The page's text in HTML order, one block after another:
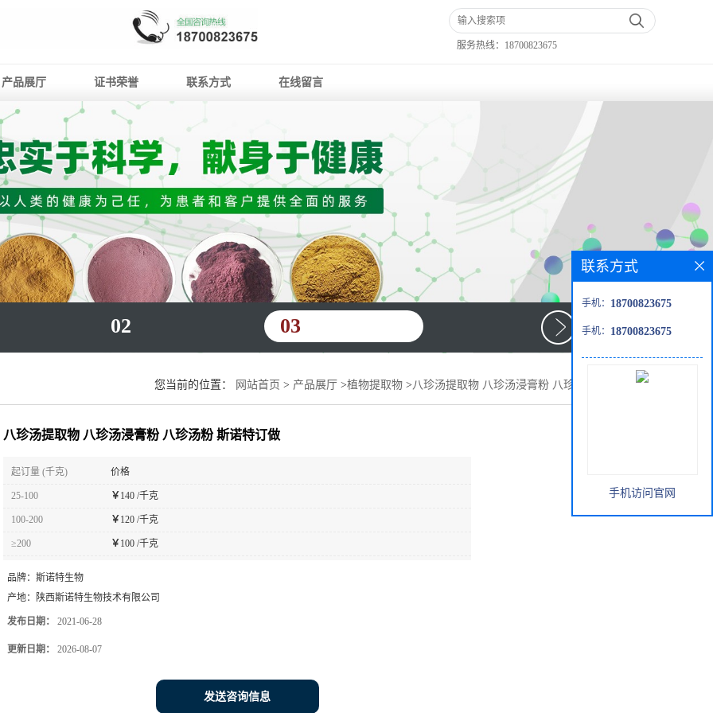
服务热线： 18700823675
产品展厅 证书荣誉 联系方式 在线留言
02 03
您当前的位置： 网站首页 > 产品展厅 >植物提取物 >八珍汤提取物 八珍汤浸膏粉 八珍汤粉 斯诺特订做
八珍汤提取物 八珍汤浸膏粉 八珍汤粉 斯诺特订做
起订量 (千克) 价格
25-100 ￥ 140 /千克
100-200 ￥ 120 /千克
≥200 ￥ 100 /千克
品牌： 斯诺特生物
产地：
陕西斯诺特生物技术有限公司
发布日期： 2021-06-28
更新日期： 2026-08-07
发送咨询信息
联系方式
手机： 18700823675
手机： 18700823675
手机访问官网